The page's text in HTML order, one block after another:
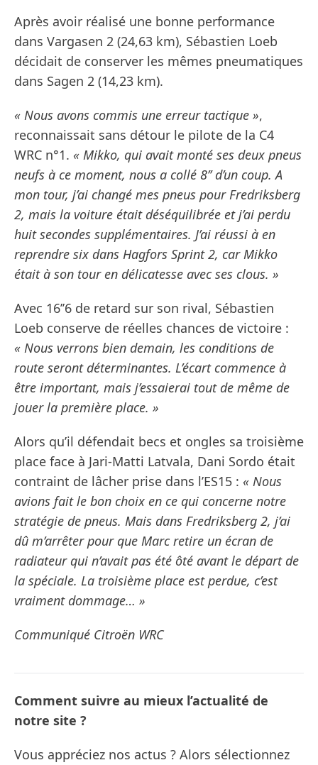
Après avoir réalisé une bonne performance
dans Vargasen 2 (24,63 km), Sébastien Loeb
décidait de conserver les mêmes pneumatiques
dans Sagen 2 (14,23 km).
« Nous avons commis une erreur tactique »,
reconnaissait sans détour le pilote de la C4
WRC n°1. « Mikko, qui avait monté ses deux pneus
neufs à ce moment, nous a collé 8’’ d’un coup. A
mon tour, j’ai changé mes pneus pour Fredriksberg
2, mais la voiture était déséquilibrée et j’ai perdu
huit secondes supplémentaires. J’ai réussi à en
reprendre six dans Hagfors Sprint 2, car Mikko
était à son tour en délicatesse avec ses clous. »
Avec 16’’6 de retard sur son rival, Sébastien
Loeb conserve de réelles chances de victoire :
« Nous verrons bien demain, les conditions de
route seront déterminantes. L’écart commence à
être important, mais j’essaierai tout de même de
jouer la première place. »
Alors qu’il défendait becs et ongles sa troisième
place face à Jari-Matti Latvala, Dani Sordo était
contraint de lâcher prise dans l’ES15 : « Nous
avions fait le bon choix en ce qui concerne notre
stratégie de pneus. Mais dans Fredriksberg 2, j’ai
dû m’arrêter pour que Marc retire un écran de
radiateur qui n’avait pas été ôté avant le départ de
la spéciale. La troisième place est perdue, c’est
vraiment dommage… »
Communiqué Citroën WRC
Comment suivre au mieux l’actualité de
notre site ?
Vous appréciez nos actus ? Alors sélectionnez